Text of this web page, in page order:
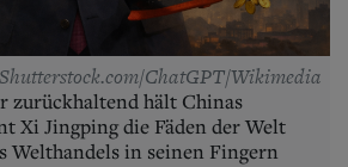
Start
Wer wir sind
Aktuelle Ausgabe
und Westpreußen
Bücher
ChatGPT/Wikimedia
zurückhaltend hält Chinas
Xi Jingping die Fäden der Welt
Welthandels in seinen Fingern